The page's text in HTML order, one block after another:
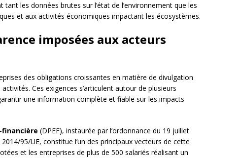
les données brutes sur l’état de l’environnement que les
et aux activités économiques impactant les écosystèmes.
imposées aux acteurs
des obligations croissantes en matière de divulgation
Ces exigences s’articulent autour de plusieurs
une information complète et fiable sur les impacts
(DPEF), instaurée par l’ordonnance du 19 juillet
95/UE, constitue l’un des principaux vecteurs de cette
et les entreprises de plus de 500 salariés réalisant un